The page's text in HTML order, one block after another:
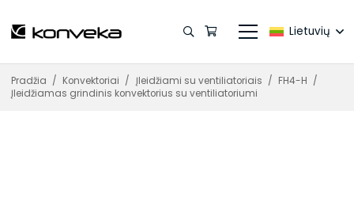
Lietuvių
Pradžia / Konvektoriai / Įleidžiami su ventiliatoriais / FH4-H /
Įleidžiamas grindinis konvektorius su ventiliatoriumi